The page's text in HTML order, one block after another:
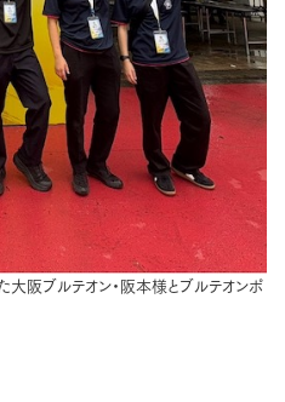
大阪ブルテオン・阪本様とブルテオンポ